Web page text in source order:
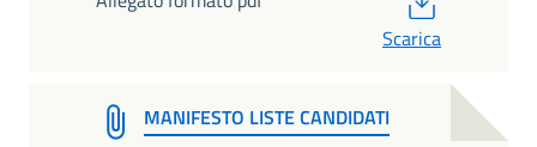
Scarica
MANIFESTO LISTE CANDIDATI